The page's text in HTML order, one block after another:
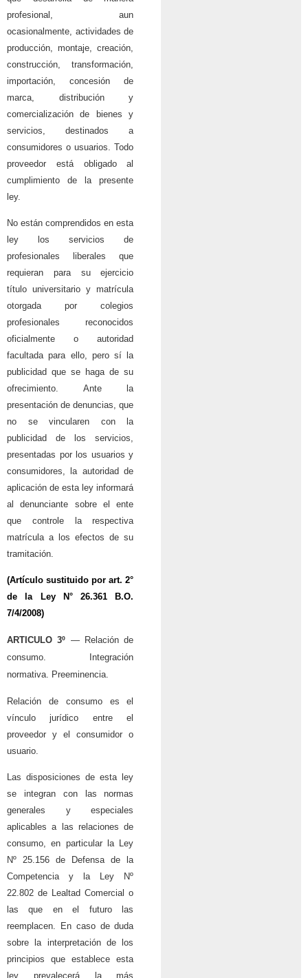
profesional, aun
ocasionalmente, actividades de
producción, montaje, creación,
construcción, transformación,
importación, concesión de
marca, distribución y
comercialización de bienes y
servicios, destinados a
consumidores o usuarios. Todo
proveedor está obligado al
cumplimiento de la presente
ley.
No están comprendidos en esta
ley los servicios de
profesionales liberales que
requieran para su ejercicio
título universitario y matrícula
otorgada por colegios
profesionales reconocidos
oficialmente o autoridad
facultada para ello, pero sí la
publicidad que se haga de su
ofrecimiento. Ante la
presentación de denuncias, que
no se vincularen con la
publicidad de los servicios,
presentadas por los usuarios y
consumidores, la autoridad de
aplicación de esta ley informará
al denunciante sobre el ente
que controle la respectiva
matrícula a los efectos de su
tramitación.
(Artículo sustituido por art. 2°
de la
Ley N° 26.361 B.O.
7/4/2008)
ARTICULO 3º — Relación de
consumo. Integración
normativa. Preeminencia.
Relación de consumo es el
vínculo jurídico entre el
proveedor y el consumidor o
usuario.
Las disposiciones de esta ley
se integran con las normas
generales y especiales
aplicables a las relaciones de
consumo, en particular la Ley
Nº 25.156 de Defensa de la
Competencia y la Ley Nº
22.802 de Lealtad Comercial o
las que en el futuro las
reemplacen. En caso de duda
sobre la interpretación de los
principios que establece esta
ley prevalecerá la más